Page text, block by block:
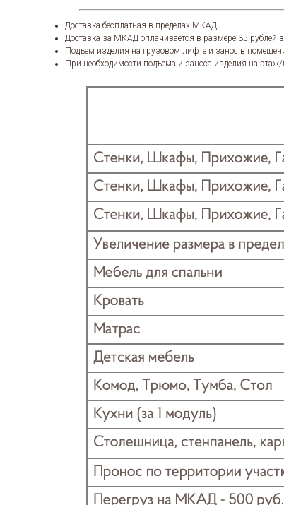
Доставка бесплатная в пределах МКАД.
Доставка за МКАД оплачивается в размере 35
Подъем изделия на грузовом лифте и занос в
При необходимости подъема и заноса изделия на